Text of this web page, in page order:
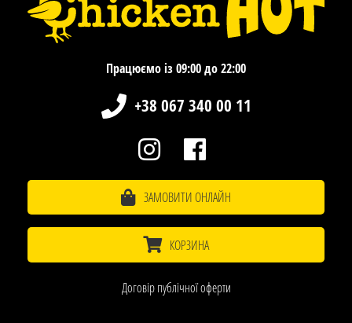
Працюємо із 09:00 до 22:00
+38 067 340 00 11
ЗАМОВИТИ ОНЛАЙН
КОРЗИНА
Договір публічної оферти